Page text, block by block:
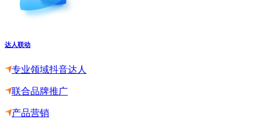
达人联动
专业领域抖音达人
联合品牌推广
产品营销